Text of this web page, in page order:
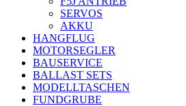
SERVOS
AKKU
HANGFLUG
MOTORSEGLER
BAUSERVICE
BALLAST SETS
MODELLTASCHEN
FUNDGRUBE